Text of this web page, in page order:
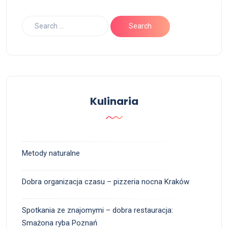
Kulinaria
Metody naturalne
Dobra organizacja czasu – pizzeria nocna Kraków
Spotkania ze znajomymi – dobra restauracja:
Smażona ryba Poznań